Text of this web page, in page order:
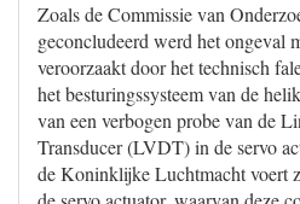
Zoals de Commissie van
geconcludeerd werd het ongeval
veroorzaakt door het technisch
het besturingssysteem van de
van een verbogen probe van de
Transducer (LVDT) in de servo
de Koninklijke Luchtmacht voert